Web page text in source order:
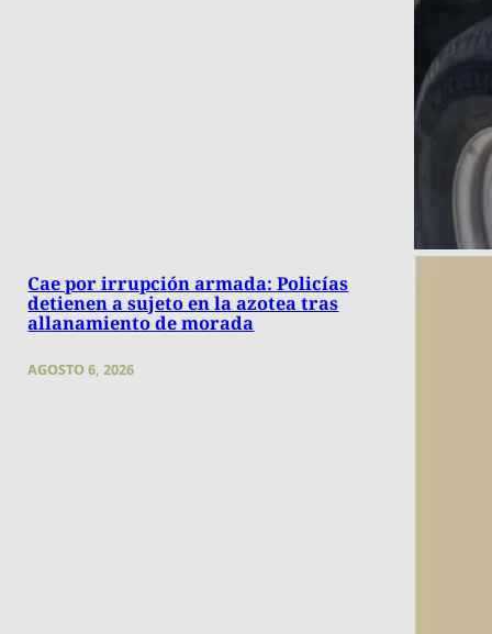
Cae por irrupción armada: Policías
detienen a sujeto en la azotea tras
allanamiento de morada
AGOSTO 6, 2026